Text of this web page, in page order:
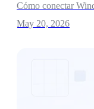
Cómo conectar
May 20, 2026